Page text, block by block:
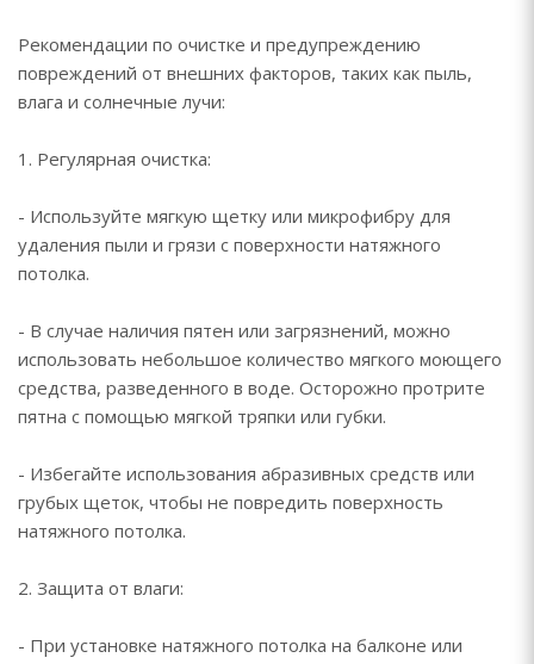
Рекомендации по очистке и предупреждению
повреждений от внешних факторов, таких как пыль,
влага и солнечные лучи:
1. Регулярная очистка:
- Используйте мягкую щетку или микрофибру для
удаления пыли и грязи с поверхности натяжного
потолка.
- В случае наличия пятен или загрязнений, можно
использовать небольшое количество мягкого моющего
средства, разведенного в воде. Осторожно протрите
пятна с помощью мягкой тряпки или губки.
- Избегайте использования абразивных средств или
грубых щеток, чтобы не повредить поверхность
натяжного потолка.
2. Защита от влаги:
- При установке натяжного потолка на балконе или